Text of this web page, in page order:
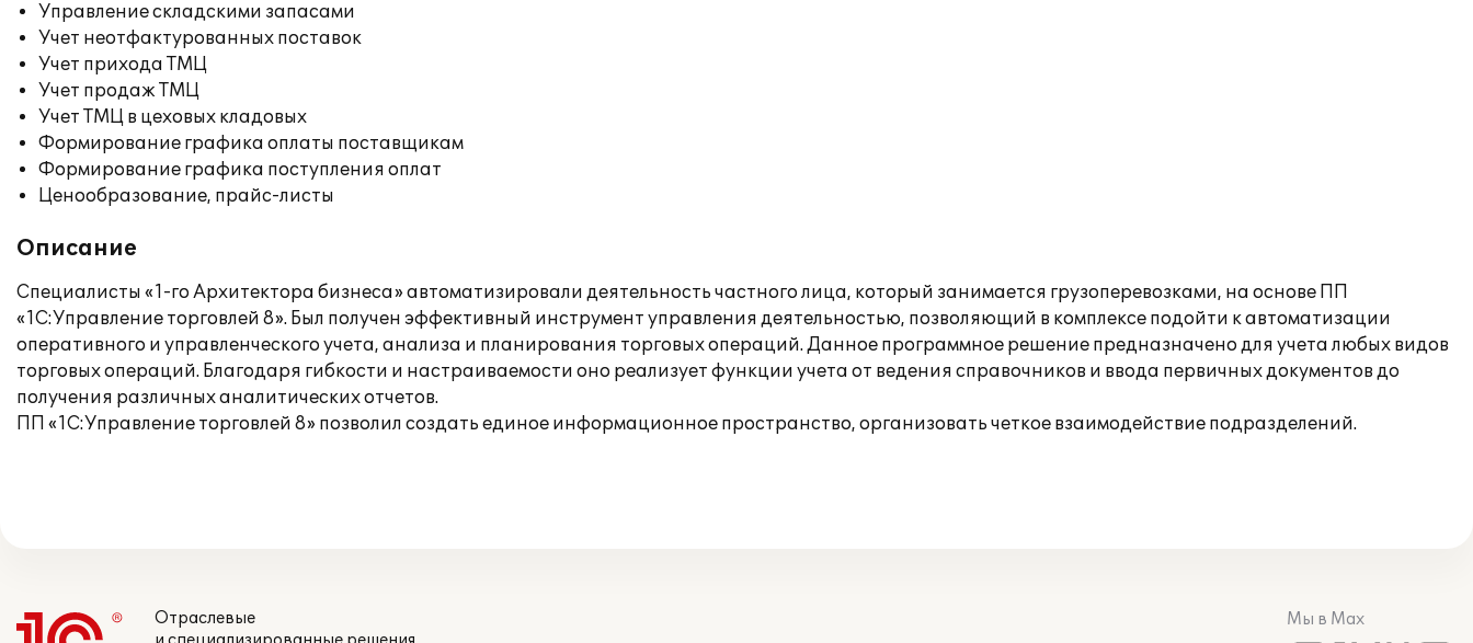
Управление складскими запасами
Учет неотфактурованных поставок
Учет прихода ТМЦ
Учет продаж ТМЦ
Учет ТМЦ в цеховых кладовых
Формирование графика оплаты поставщикам
Формирование графика поступления оплат
Ценообразование, прайс-листы
Описание
Специалисты «1-го Архитектора бизнеса» автоматизировали деятельность частного лица, который занимается грузоперевозками, на основе ПП
«1С:Управление торговлей 8». Был получен эффективный инструмент управления деятельностью, позволяющий в комплексе подойти к автоматизации
оперативного и управленческого учета, анализа и планирования торговых операций. Данное программное решение предназначено для учета любых видов
торговых операций. Благодаря гибкости и настраиваемости оно реализует функции учета от ведения справочников и ввода первичных документов до
получения различных аналитических отчетов.
ПП «1С:Управление торговлей 8» позволил создать единое информационное пространство, организовать четкое взаимодействие подразделений.
Отраслевые
Мы в Max